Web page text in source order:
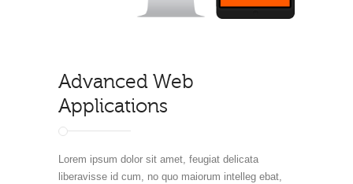
Advanced Web
Applications
Lorem ipsum dolor sit amet, feugiat delicata
liberavisse id cum, no quo maiorum intelleg ebat,